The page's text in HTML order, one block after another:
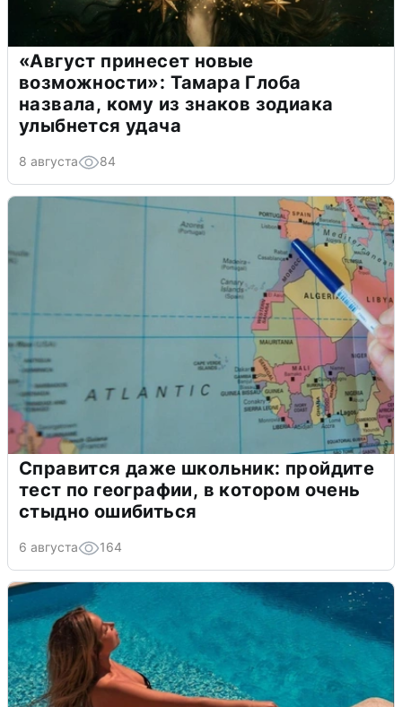
«Август принесет новые
возможности»: Тамара Глоба
назвала, кому из знаков зодиака
улыбнется удача
8 августа 84
Справится даже школьник: пройдите
тест по географии, в котором очень
стыдно ошибиться
6 августа 164